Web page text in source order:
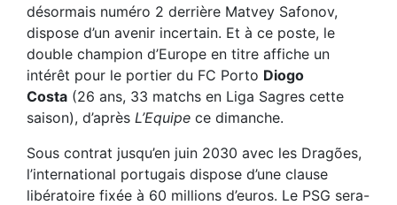
désormais numéro 2 derrière Matvey Safonov,
dispose d’un avenir incertain. Et à ce poste, le
double champion d’Europe en titre affiche un
intérêt pour le portier du FC Porto Diogo
Costa (26 ans, 33 matchs en Liga Sagres cette
saison), d’après L’Equipe ce dimanche.
Sous contrat jusqu’en juin 2030 avec les Dragões,
l’international portugais dispose d’une clause
libératoire fixée à 60 millions d’euros. Le PSG sera-